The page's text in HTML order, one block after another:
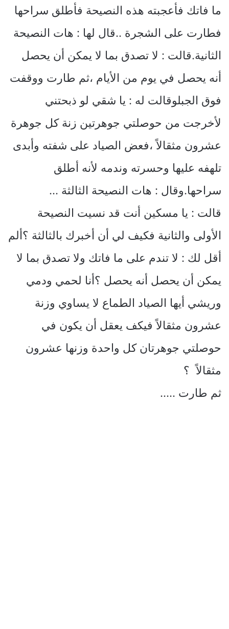
ما فاتك فأعجبته هذه النصيحة فأطلق سراحها
فطارت على الشجرة ..قال لها : هات النصيحة
الثانية.قالت : لا تصدق بما لا يمكن أن يحصل
أنه يحصل في يوم من الأيام ،ثم طارت ووقفت
فوق الجبلوقالت له : يا شقي لو ذبحتني
لأخرجت من حوصلتي جوهرتين زنة كل جوهرة
عشرون مثقالاً ،فعض الصياد على شفته وأبدى
تلهفه عليها وحسرته وندمه لأنه أطلق
سراحها.وقال : هات النصيحة الثالثة …
قالت : يا مسكين أنت قد نسيت النصيحة
الأولى والثانية فكيف لي أن أخبرك بالثالثة ؟ألم
أقل لك : لا تندم على ما فاتك ولا تصدق بما لا
يمكن أن يحصل أنه يحصل ؟أنا لحمي ودمي
وريشي أيها الصياد الطماع لا يساوي وزنة
عشرون مثقالاً فيكف يعقل أن يكون في
حوصلتي جوهرتان كل واحدة وزنها عشرون
مثقالاً ؟
ثم طارت …..